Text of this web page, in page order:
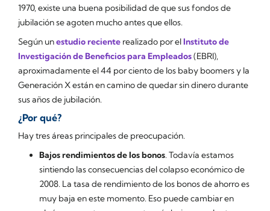
1970, existe una buena posibilidad de que sus fondos de
jubilación se agoten mucho antes que ellos.
Según unestudio reciente realizado por elInstituto de
Investigación de Beneficios para Empleados(EBRI),
aproximadamente el 44 por ciento de los baby boomers y la
Generación X están en camino de quedar sin dinero durante
sus años de jubilación.
¿Por qué?
Hay tres áreas principales de preocupación.
Bajos rendimientos de los bonos. Todavía estamos
sintiendo las consecuencias del colapso económico de
2008. La tasa de rendimiento de los bonos de ahorro es
muy baja en este momento. Eso puede cambiar en